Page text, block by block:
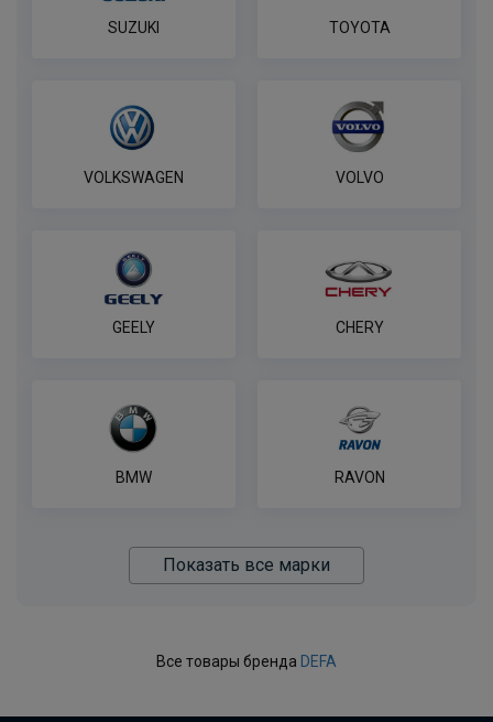
SUZUKI TOYOTA
VOLKSWAGEN VOLVO
GEELY CHERY
BMW RAVON
Показать все марки
Все товары бренда DEFA